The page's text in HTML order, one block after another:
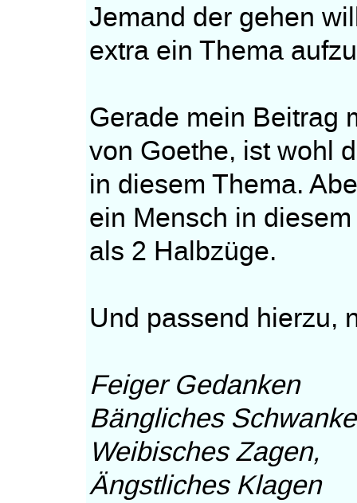
Jemand der gehen
extra ein Thema
Gerade mein Beitrag
von Goethe, ist wohl
in diesem Thema.
ein Mensch in
als 2 Halbzüge.
Und passend hierzu,
Feiger Gedanken
Bängliches
Weibisches Zagen,
Ängstliches Klagen